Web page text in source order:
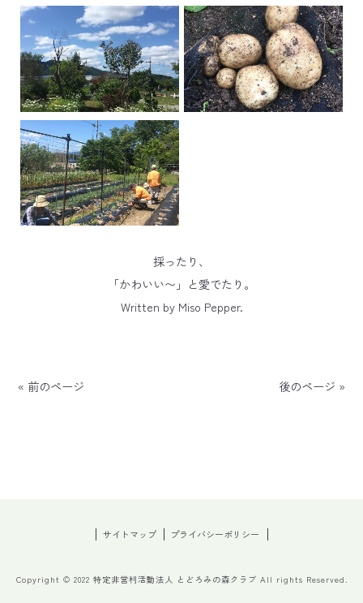
採ったり、
「かわいい〜」と愛でたり。
Written by Miso Pepper.
« 前のページ 後のページ »
サイトマップ プライバシーポリシー
Copyright © 2022 特定非営利活動法人 とどろみの森クラブ All rights Reserved.